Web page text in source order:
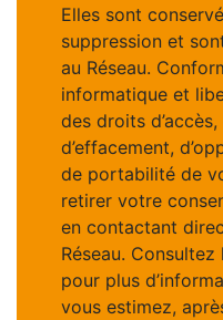
Elles sont
suppression et
au Réseau.
informatique et
des droits
d’effacement,
de portabilité de
retirer votre
en contactant
Réseau. Consultez
pour plus
vous estimez,